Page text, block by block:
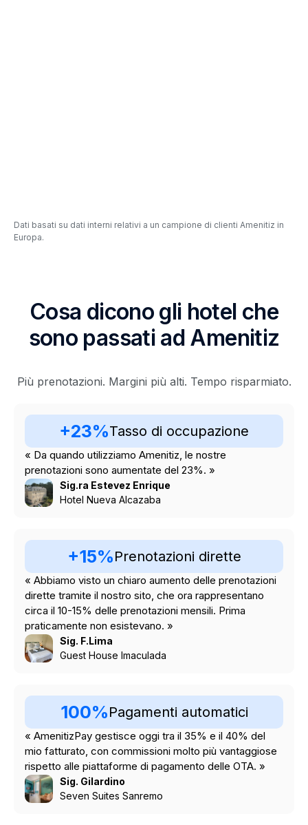
Dati basati su dati interni relativi a un campione di clienti Amenitiz in
Europa.
Cosa dicono gli hotel che
sono passati ad Amenitiz
Più prenotazioni. Margini più alti. Tempo risparmiato.
+23%Tasso di occupazione
« Da quando utilizziamo Amenitiz, le nostre
prenotazioni sono aumentate del 23%. »
Sig.ra Estevez Enrique
Hotel Nueva Alcazaba
+15%Prenotazioni dirette
« Abbiamo visto un chiaro aumento delle prenotazioni
dirette tramite il nostro sito, che ora rappresentano
circa il 10-15% delle prenotazioni mensili. Prima
praticamente non esistevano. »
Sig. F.Lima
Guest House Imaculada
100%Pagamenti automatici
« AmenitizPay gestisce oggi tra il 35% e il 40% del
mio fatturato, con commissioni molto più vantaggiose
rispetto alle piattaforme di pagamento delle OTA. »
Sig. Gilardino
Seven Suites Sanremo